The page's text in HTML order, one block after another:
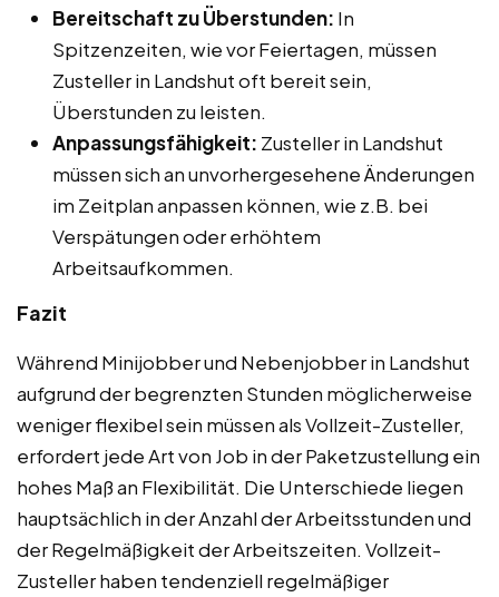
Bereitschaft zu Überstunden: In
Spitzenzeiten, wie vor Feiertagen, müssen
Zusteller in Landshut oft bereit sein,
Überstunden zu leisten.
Anpassungsfähigkeit: Zusteller in Landshut
müssen sich an unvorhergesehene Änderungen
im Zeitplan anpassen können, wie z.B. bei
Verspätungen oder erhöhtem
Arbeitsaufkommen.
Fazit
Während Minijobber und Nebenjobber in Landshut
aufgrund der begrenzten Stunden möglicherweise
weniger flexibel sein müssen als Vollzeit-Zusteller,
erfordert jede Art von Job in der Paketzustellung ein
hohes Maß an Flexibilität. Die Unterschiede liegen
hauptsächlich in der Anzahl der Arbeitsstunden und
der Regelmäßigkeit der Arbeitszeiten. Vollzeit-
Zusteller haben tendenziell regelmäßiger